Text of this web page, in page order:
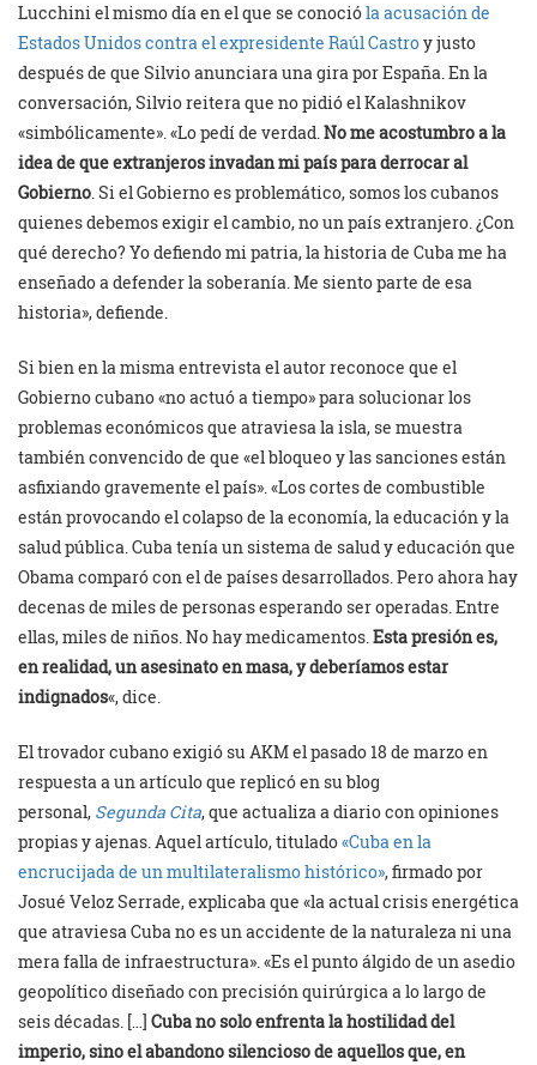
Lucchini el mismo día en el que se conocióla acusación de
Estados Unidos contra el expresidente Raúl Castroy justo
después de que Silvio anunciara una gira por España. En la
conversación, Silvio reitera que no pidió el Kalashnikov
«simbólicamente». «Lo pedí de verdad.No me acostumbro a la
idea de que extranjeros invadan mi país para derrocar al
Gobierno. Si el Gobierno es problemático, somos los cubanos
quienes debemos exigir el cambio, no un país extranjero. ¿Con
qué derecho? Yo defiendo mi patria, la historia de Cuba me ha
enseñado a defender la soberanía. Me siento parte de esa
historia», defiende.
Si bien en la misma entrevista el autor reconoce que el
Gobierno cubano «no actuó a tiempo» para solucionar los
problemas económicos que atraviesa la isla, se muestra
también convencido de que «el bloqueo y las sanciones están
asfixiando gravemente el país». «Los cortes de combustible
están provocando el colapso de la economía, la educación y la
salud pública. Cuba tenía un sistema de salud y educación que
Obama comparó con el de países desarrollados. Pero ahora hay
decenas de miles de personas esperando ser operadas. Entre
ellas, miles de niños. No hay medicamentos.Esta presión es,
en realidad, un asesinato en masa, y deberíamos estar
indignados«, dice.
El trovador cubano exigió su AKM el pasado 18 de marzo en
respuesta a un artículo que replicó en su blog
personal, Segunda Cita, que actualiza a diario con opiniones
propias y ajenas. Aquel artículo, titulado«Cuba en la
encrucijada de un multilateralismo histórico», firmado por
Josué Veloz Serrade, explicaba que «la actual crisis energética
que atraviesa Cuba no es un accidente de la naturaleza ni una
mera falla de infraestructura». «Es el punto álgido de un asedio
geopolítico diseñado con precisión quirúrgica a lo largo de
seis décadas. […] Cuba no solo enfrenta la hostilidad del
imperio, sino el abandono silencioso de aquellos que, en